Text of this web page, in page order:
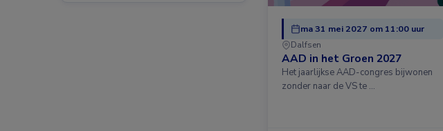
ma 31 mei 2027 om 11:00 uur
Dalfsen
AAD in het Groen 2027
Het jaarlijkse AAD-congres bijwonen
zonder naar de VS te …